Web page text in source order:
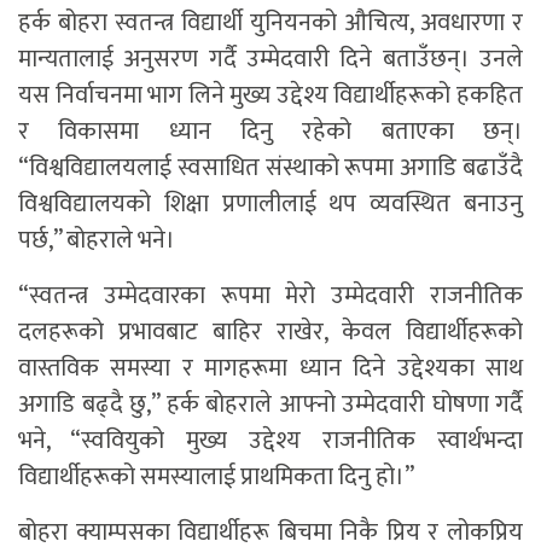
हर्क बोहरा स्वतन्त्र विद्यार्थी युनियनको औचित्य, अवधारणा र
मान्यतालाई अनुसरण गर्दै उम्मेदवारी दिने बताउँछन्। उनले
यस निर्वाचनमा भाग लिने मुख्य उद्देश्य विद्यार्थीहरूको हकहित
र विकासमा ध्यान दिनु रहेको बताएका छन्।
“विश्वविद्यालयलाई स्वसाधित संस्थाको रूपमा अगाडि बढाउँदै
विश्वविद्यालयको शिक्षा प्रणालीलाई थप व्यवस्थित बनाउनु
पर्छ,” बोहराले भने।
“स्वतन्त्र उम्मेदवारका रूपमा मेरो उम्मेदवारी राजनीतिक
दलहरूको प्रभावबाट बाहिर राखेर, केवल विद्यार्थीहरूको
वास्तविक समस्या र मागहरूमा ध्यान दिने उद्देश्यका साथ
अगाडि बढ्दै छु,” हर्क बोहराले आफ्नो उम्मेदवारी घोषणा गर्दै
भने, “स्ववियुको मुख्य उद्देश्य राजनीतिक स्वार्थभन्दा
विद्यार्थीहरूको समस्यालाई प्राथमिकता दिनु हो।”
बोहरा क्याम्पसका विद्यार्थीहरू बिचमा निकै प्रिय र लोकप्रिय